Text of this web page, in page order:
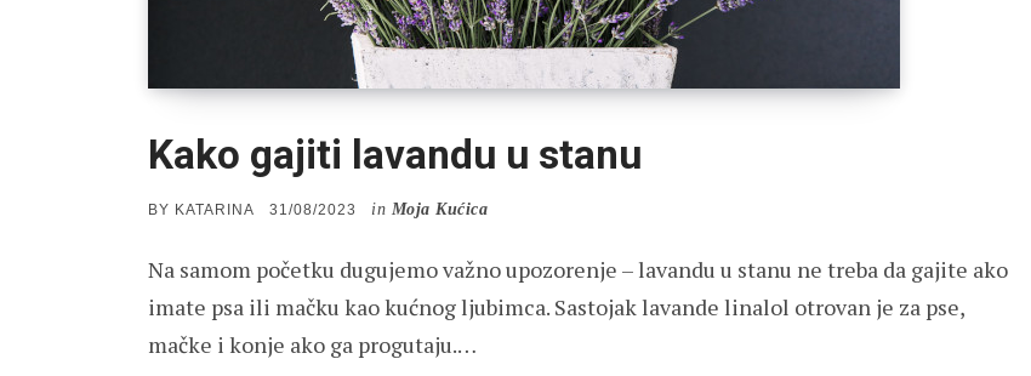
Kako gajiti lavandu u stanu
BY KATARINA
POSTED
31/08/2023 in Moja Kućica
Na samom početku dugujemo važno upozorenje – lavandu u stanu ne treba da gajite ako
imate psa ili mačku kao kućnog ljubimca. Sastojak lavande linalol otrovan je za pse,
mačke i konje ako ga progutaju.…